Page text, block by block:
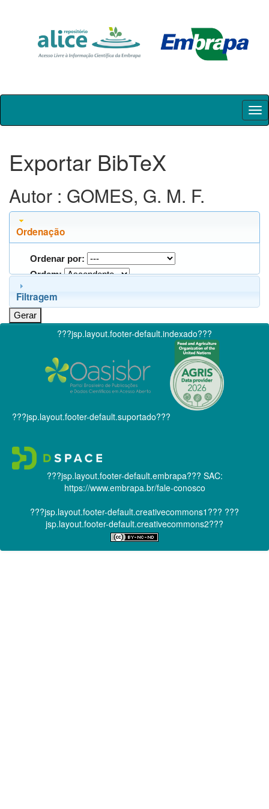
Skip
Exportar BibTeX
Autor : GOMES, G. M. F.
Ordenação
Ordenar por:
Ordem:
Filtragem
???jsp.layout.footer-default.indexado???
???jsp.layout.footer-default.suportado???
???jsp.layout.footer-default.embrapa??? SAC:
https://www.embrapa.br/fale-conosco
???jsp.layout.footer-default.creativecommons1??? ???
jsp.layout.footer-default.creativecommons2???